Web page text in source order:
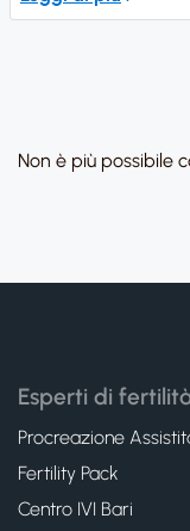
Non è più possibile
Esperti di
Procreazione
Fertility Pack
Centro IVI Bari